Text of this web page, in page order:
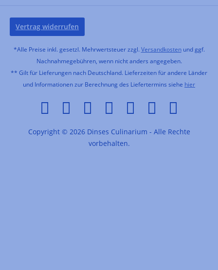
Vertrag widerrufen
*Alle Preise inkl. gesetzl. Mehrwertsteuer zzgl. Versandkostenund ggf.
Nachnahmegebühren, wenn nicht anders angegeben.
** Gilt für Lieferungen nach Deutschland. Lieferzeiten für andere Länder
und Informationen zur Berechnung des Liefertermins siehe hier
Copyright © 2026 Dinses Culinarium - Alle Rechte
vorbehalten.